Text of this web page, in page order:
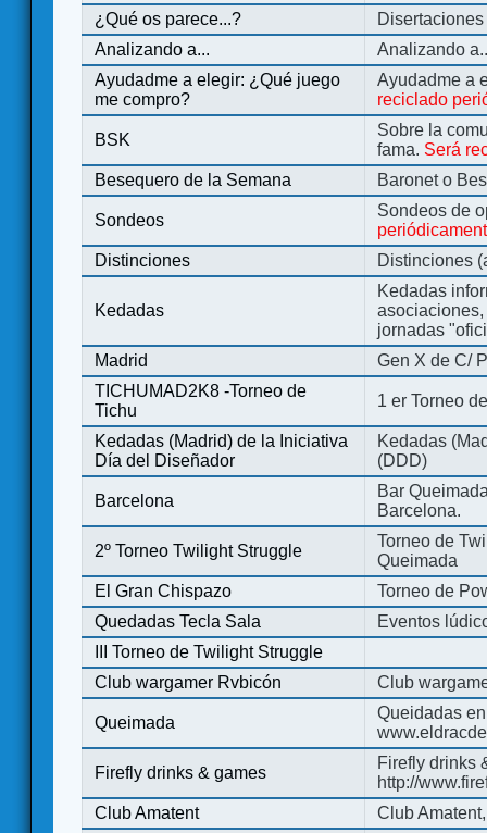
¿Qué os parece...?
Analizando a...
Analizando
Ayudadme a elegir: ¿Qué juego
me compro?
Ayudadme a
reciclado
BSK
Sobre la
fama. Será
Besequero de la Semana
Baronet o
Sondeos
Sondeos de
Distinciones
Distinciones
Kedadas
Kedadas
jornadas
Madrid
Gen X de C/
TICHUMAD2K8 -Torneo de
Tichu
1 er Torneo
Kedadas (Madrid) de la Iniciativa
Día del Diseñador
Kedadas
(DDD)
Barcelona
Bar
Barcelona.
2º Torneo Twilight Struggle
Torneo de
Queimada
El Gran Chispazo
Torneo de
Quedadas Tecla Sala
Eventos
III Torneo de Twilight Struggle
Club wargamer Rvbicón
Club
Queimada
Queidadas
Firefly drinks & games
Firefly drinks
http://
Club Amatent
Club